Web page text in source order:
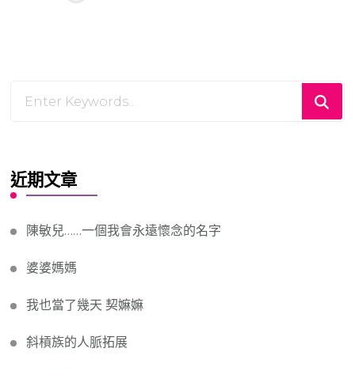
for
近期文章
陳敏兒……一個我會永遠懷念的名字
婆婆媽媽
我也當了幾天 契嫲嫲
斜槓族的人脈拓展